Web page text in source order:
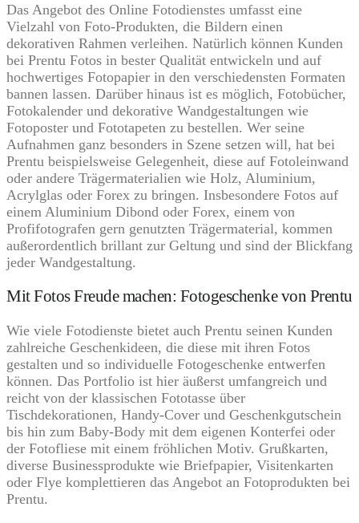
Das Angebot des Online Fotodienstes umfasst eine
Vielzahl von Foto-Produkten, die Bildern einen
dekorativen Rahmen verleihen. Natürlich können Kunden
bei Prentu Fotos in bester Qualität entwickeln und auf
hochwertiges Fotopapier in den verschiedensten Formaten
bannen lassen. Darüber hinaus ist es möglich, Fotobücher,
Fotokalender und dekorative Wandgestaltungen wie
Fotoposter und Fototapeten zu bestellen. Wer seine
Aufnahmen ganz besonders in Szene setzen will, hat bei
Prentu beispielsweise Gelegenheit, diese auf Fotoleinwand
oder andere Trägermaterialien wie Holz, Aluminium,
Acrylglas oder Forex zu bringen. Insbesondere Fotos auf
einem Aluminium Dibond oder Forex, einem von
Profifotografen gern genutzten Trägermaterial, kommen
außerordentlich brillant zur Geltung und sind der Blickfang
jeder Wandgestaltung.
Mit Fotos Freude machen: Fotogeschenke von Prentu
Wie viele Fotodienste bietet auch Prentu seinen Kunden
zahlreiche Geschenkideen, die diese mit ihren Fotos
gestalten und so individuelle Fotogeschenke entwerfen
können. Das Portfolio ist hier äußerst umfangreich und
reicht von der klassischen Fototasse über
Tischdekorationen, Handy-Cover und Geschenkgutschein
bis hin zum Baby-Body mit dem eigenen Konterfei oder
der Fotofliese mit einem fröhlichen Motiv. Grußkarten,
diverse Businessprodukte wie Briefpapier, Visitenkarten
oder Flye komplettieren das Angebot an Fotoprodukten bei
Prentu.